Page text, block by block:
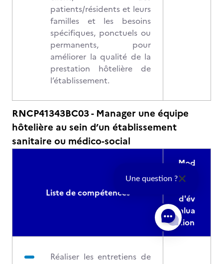
patients/résidents et leurs
familles et les besoins
spécifiques, ponctuels ou
permanents, pour
améliorer la qualité de la
prestation hôtelière de
l’établissement.
RNCP41343BC03 - Manager une équipe
hôtelière au sein d’un établissement
sanitaire ou médico-social
Liste de compétences
Mod
alité
d'év
alua
tion
Réaliser les entretiens de
Une question ?